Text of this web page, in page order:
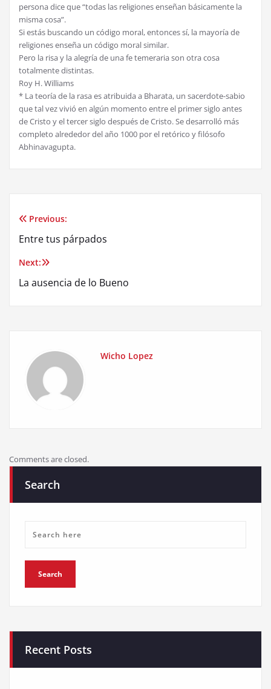
persona dice que “todas las religiones enseñan básicamente la
misma cosa”.
Si estás buscando un código moral, entonces sí, la mayoría de
religiones enseña un código moral similar.
Pero la risa y la alegría de una fe temeraria son otra cosa
totalmente distintas.
Roy H. Williams
* La teoría de la rasa es atribuida a Bharata, un sacerdote-sabio
que tal vez vivió en algún momento entre el primer siglo antes
de Cristo y el tercer siglo después de Cristo. Se desarrolló más
completo alrededor del año 1000 por el retórico y filósofo
Abhinavagupta.
Post
navigation
Previous:
Entre tus párpados
Next:
La ausencia de lo Bueno
Wicho Lopez
Comments are closed.
Search
Recent Posts